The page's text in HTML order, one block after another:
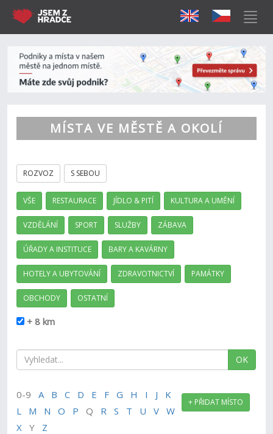
MÍSTA VE MĚSTĚ A OKOLÍ
ROZVOZ S SEBOU
VŠE RESTAURACE JÍDLO & PITÍ KULTURA A UMĚNÍ
VZDĚLÁNÍ SPORT SLUŽBY ZÁBAVA
ÚŘADY A INSTITUCE BARY A KAVÁRNY
HOTELY A UBYTOVÁNÍ ZDRAVOTNICTVÍ PAMÁTKY
OBCHODY OSTATNÍ
+ 8 km
OK
+ PŘIDAT MÍSTO
0-9A B C D E F G H I J
K
L
M N O P Q R S T U V
W
X Y Z